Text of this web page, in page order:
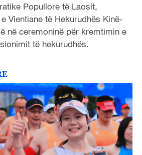
Popullore të Laosit,
Vientiane të Hekurudhës Kinë-
në ceremoninë për kremtimin e
të hekurudhës.